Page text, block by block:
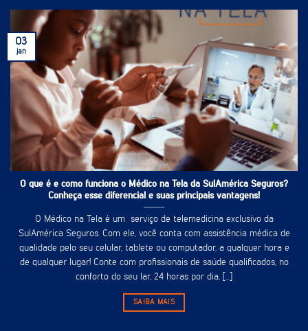
O que é e como funciona o Médico na Tela da SulAmérica Seguros?
Conheça esse diferencial e suas principais vantagens!
O Médico na Tela é um serviço de telemedicina exclusivo da
SulAmérica Seguros. Com ele, você conta com assistência médica de
qualidade pelo seu celular, tablete ou computador, a qualquer hora e
de qualquer lugar! Conte com profissionais de saúde qualificados, no
conforto do seu lar, 24 horas por dia, [...]
SAIBA MAIS
03
jan